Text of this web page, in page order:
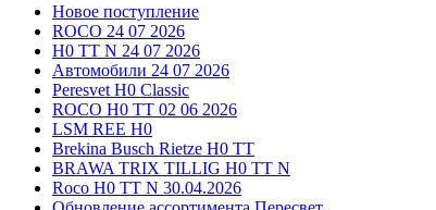
Новое поступление
ROCO 24 07 2026
H0 TT N 24 07 2026
Автомобили 24 07 2026
Peresvet H0 Classic
ROCO H0 TT 02 06 2026
LSM REE H0
Brekina Busch Rietze H0 TT
BRAWA TRIX TILLIG H0 TT N
Roco H0 TT N 30.04.2026